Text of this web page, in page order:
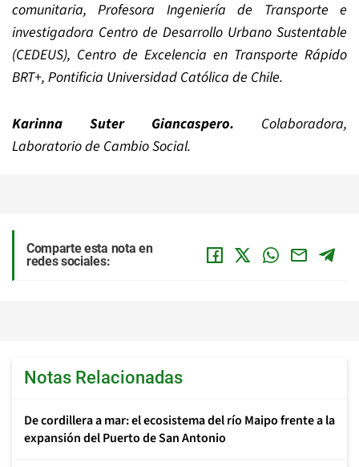
comunitaria,Profesora Ingeniería de Transporte e
investigadora Centro de Desarrollo Urbano Sustentable
(CEDEUS), Centro de Excelencia en Transporte Rápido
BRT+, Pontificia Universidad Católica de Chile.
Karinna Suter Giancaspero. Colaboradora,
Laboratorio de Cambio Social.
Comparte esta nota en
redes sociales:
Notas Relacionadas
De cordillera a mar: el ecosistema del río Maipo frente a la
expansión del Puerto de San Antonio